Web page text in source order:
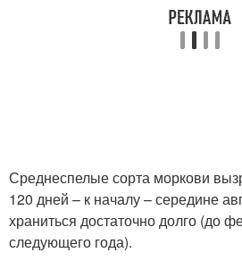
Среднеспелые сорта моркови
120 дней – к началу – середине
храниться достаточно долго (до
следующего года).